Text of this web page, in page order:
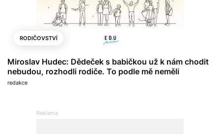
RODIČOVSTVÍ
Miroslav Hudec: Dědeček s babičkou už k nám chodit
nebudou, rozhodli rodiče. To podle mě neměli
redakce